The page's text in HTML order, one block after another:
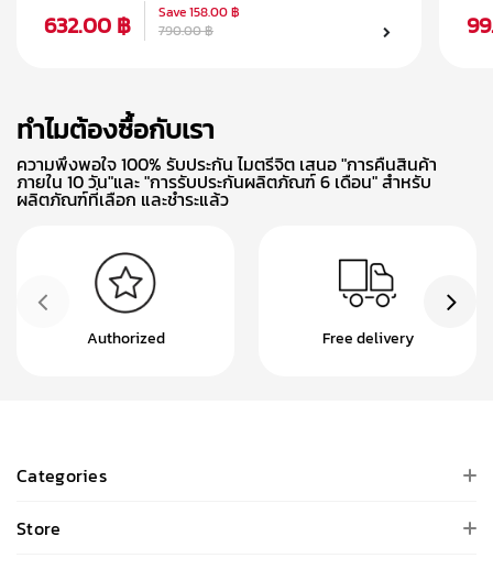
632.00 ฿
Save158.00 ฿
790.00 ฿
ทำไมต้องซื้อกับเรา
ความพึงพอใจ 100% รับประกัน ไมตรีจิต เสนอ "การคืนสินค้า
ภายใน 10 วัน"และ "การรับประกันผลิตภัณฑ์ 6 เดือน" สำหรับ
ผลิตภัณฑ์ที่เลือก และชำระแล้ว
Authorized Free delivery
Categories
Store